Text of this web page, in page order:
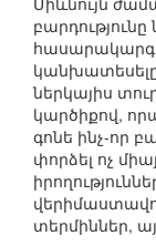
ներկայիս
կարծիքով,
գոնե ինչ-որ
փորձել ոչ
տերմիններ,